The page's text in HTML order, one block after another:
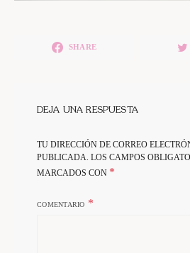
SHARE
DEJA UNA RESPUESTA
TU DIRECCIÓN DE CORREO
PUBLICADA. LOS CAMPOS
MARCADOS CON *
COMENTARIO